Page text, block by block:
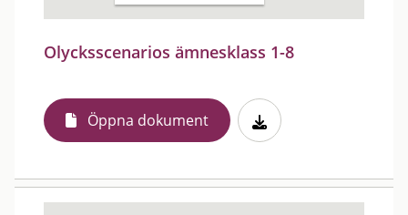
Olycksscenarios ämnesklass 1-8
Öppna dokument